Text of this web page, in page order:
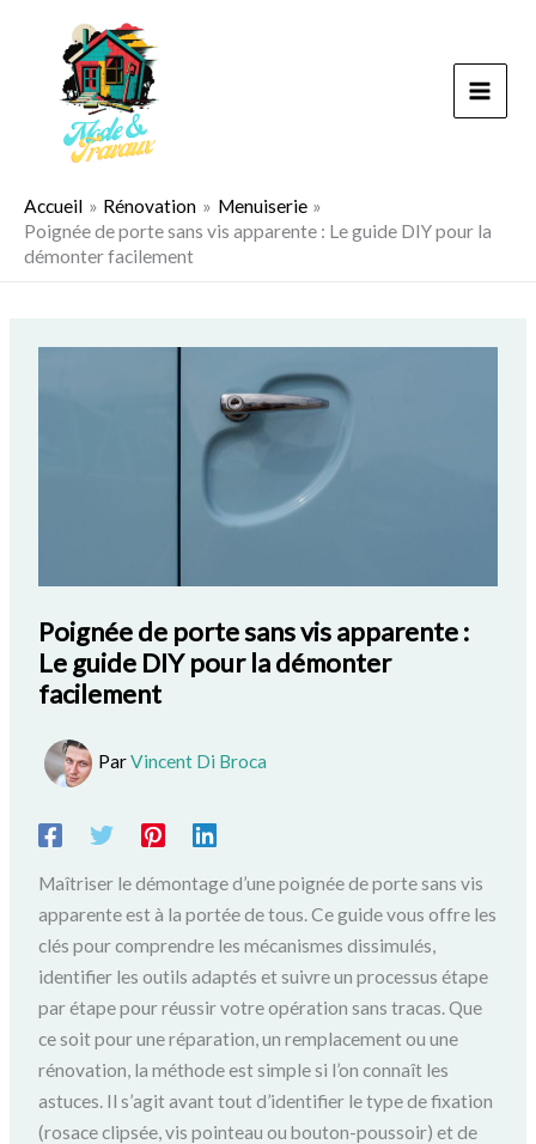
Accueil Rénovation
Menuiserie
Poignée de porte sans vis apparente : Le guide DIY pour la
démonter facilement
Poignée de porte sans vis apparente :
Le guide DIY pour la démonter
facilement
ParVincent Di Broca
Maîtriser le démontage d’une poignée de porte sans vis
apparente est à la portée de tous. Ce guide vous offre les
clés pour comprendre les mécanismes dissimulés,
identifier les outils adaptés et suivre un processus étape
par étape pour réussir votre opération sans tracas. Que
ce soit pour une réparation, un remplacement ou une
rénovation, la méthode est simple si l’on connaît les
astuces. Il s’agit avant tout d’identifier le type de fixation
(rosace clipsée, vis pointeau ou bouton-poussoir) et de